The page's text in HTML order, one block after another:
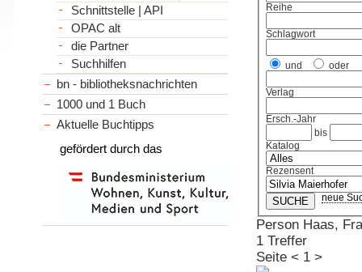
Reihe
Schlagwort
und oder
Verlag
Ersch.-Jahr
bis
Katalog
Rezensent
neue
Person Haas,
1 Treffer
Seite < 1 >
Schnittstelle | API
OPAC alt
die Partner
Suchhilfen
bn - bibliotheksnachrichten
1000 und 1 Buch
Aktuelle Buchtipps
gefördert durch das